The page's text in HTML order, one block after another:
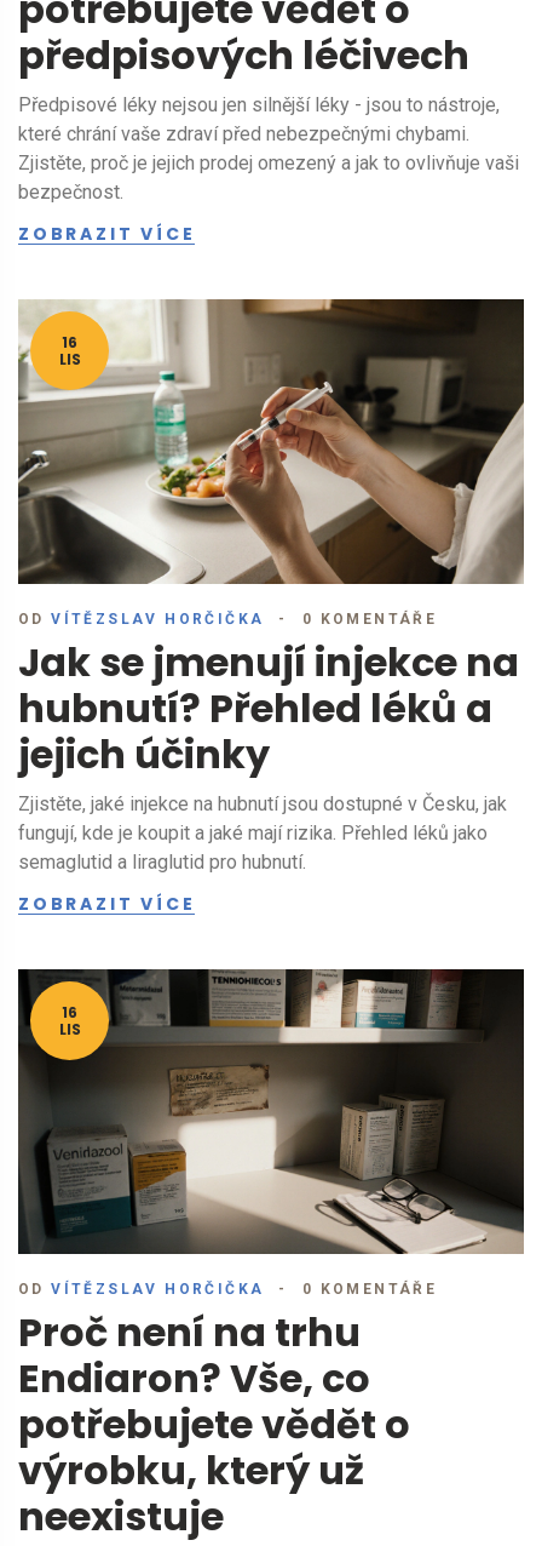
předpisových léčivech
Předpisové léky nejsou jen silnější léky - jsou to nástroje,
které chrání vaše zdraví před nebezpečnými chybami.
Zjistěte, proč je jejich prodej omezený a jak to ovlivňuje vaši
bezpečnost.
ZOBRAZIT VÍCE
16
LIS
ODVÍTĚZSLAV HORČIČKA 0 KOMENTÁŘE
Jak se jmenují injekce na
hubnutí? Přehled léků a
jejich účinky
Zjistěte, jaké injekce na hubnutí jsou dostupné v Česku, jak
fungují, kde je koupit a jaké mají rizika. Přehled léků jako
semaglutid a liraglutid pro hubnutí.
ZOBRAZIT VÍCE
16
LIS
ODVÍTĚZSLAV HORČIČKA 0 KOMENTÁŘE
Proč není na trhu
Endiaron? Vše, co
potřebujete vědět o
výrobku, který už
neexistuje